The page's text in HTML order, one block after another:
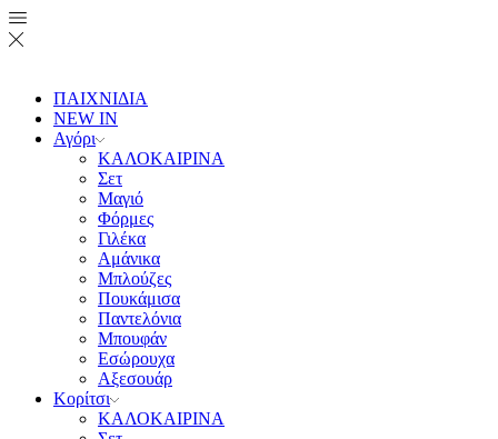
ΠΑΙΧΝΙΔΙΑ
NEW IN
Αγόρι
ΚΑΛΟΚΑΙΡΙΝΑ
Σετ
Μαγιό
Φόρμες
Γιλέκα
Αμάνικα
Μπλούζες
Πουκάμισα
Παντελόνια
Μπουφάν
Εσώρουχα
Αξεσουάρ
Κορίτσι
ΚΑΛΟΚΑΙΡΙΝΑ